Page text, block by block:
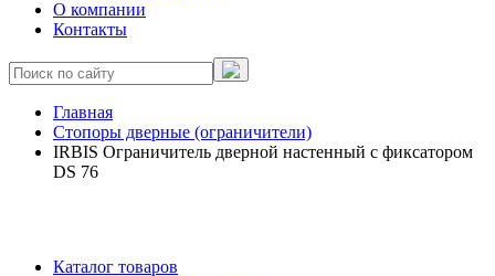
О компании
Контакты
Главная
Стопоры дверные (ограничители)
IRBIS Ограничитель дверной настенный с фиксатором
DS 76
Каталог товаров